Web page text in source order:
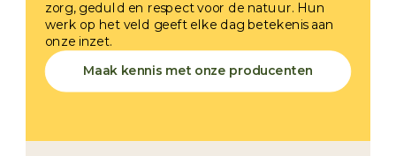
zorg, geduld en respect voor de natuur. Hun
werk op het veld geeft elke dag betekenis aan
onze inzet.
Maak kennis met onze producenten